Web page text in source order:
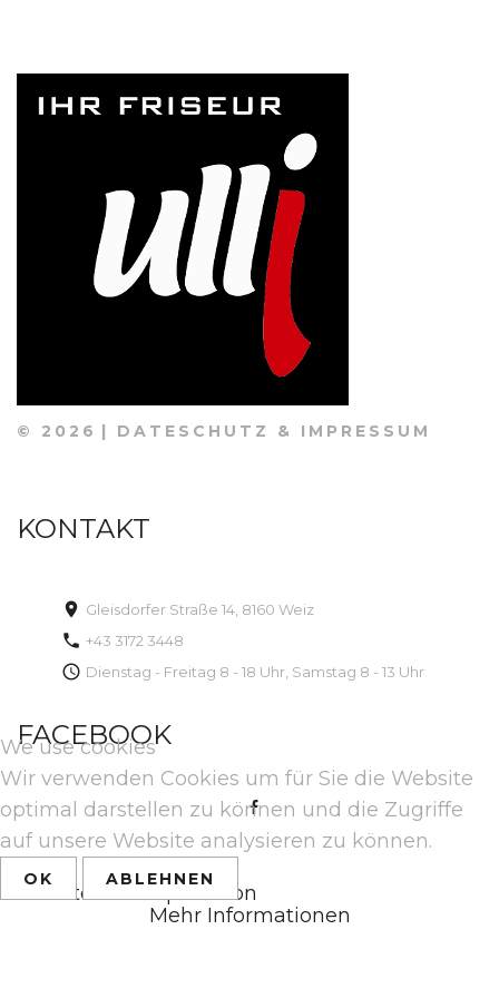
© 2026 DATESCHUTZ & IMPRESSUM
KONTAKT
Gleisdorfer Straße 14, 8160 Weiz
+43 3172 3448
Dienstag - Freitag 8 - 18 Uhr, Samstag 8 - 13 Uhr
FACEBOOK
Back to desktop version
We use cookies
Wir verwenden Cookies um für Sie die Website
optimal darstellen zu können und die Zugriffe
auf unsere Website analysieren zu können.
OK ABLEHNEN
Mehr Informationen